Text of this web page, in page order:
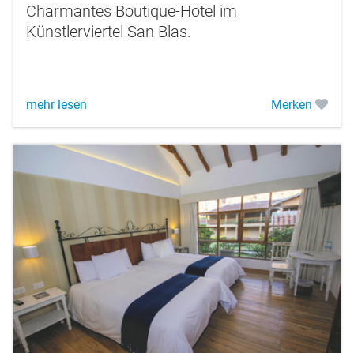
Charmantes Boutique-Hotel im
Künstlerviertel San Blas.
mehr lesen Merken